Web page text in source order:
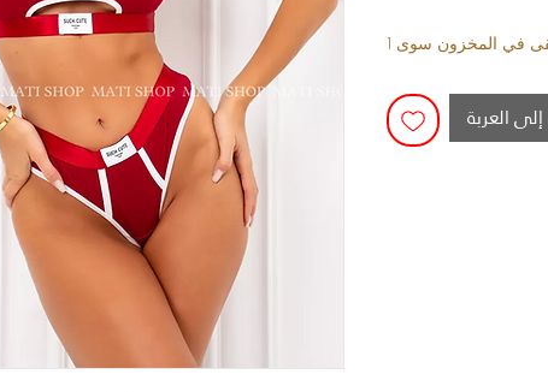
في المخزون سوى 1
العربة